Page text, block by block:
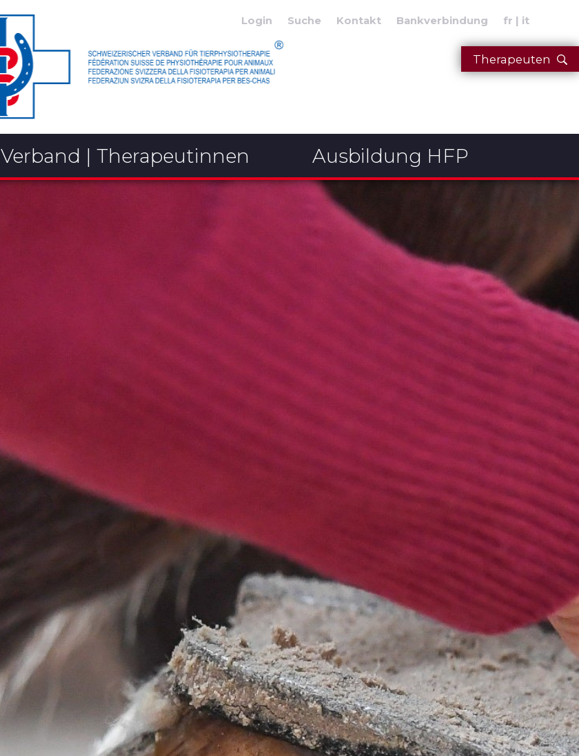
Therapeuten
Login Suche Kontakt Bankverbindung fr it
Verband | Therapeutinnen Ausbildung HFP